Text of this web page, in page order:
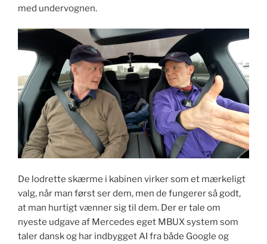
med undervognen.
De lodrette skærme i kabinen virker som et mærkeligt
valg, når man først ser dem, men de fungerer så godt,
at man hurtigt vænner sig til dem. Der er tale om
nyeste udgave af Mercedes eget MBUX system som
taler dansk og har indbygget AI fra både Google og